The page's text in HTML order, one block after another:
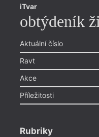
iTvar
obtýdeník
Aktuální číslo
Ravt
Akce
Příležitosti
Rubriky